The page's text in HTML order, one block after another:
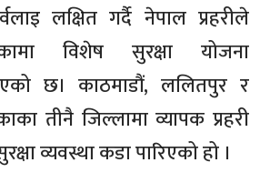
लक्षित गर्दै नेपाल प्रहरीले
विशेष सुरक्षा योजना
छ। काठमाडौं, ललितपुर र
तीनै जिल्लामा व्यापक प्रहरी
व्यवस्था कडा पारिएको हो ।